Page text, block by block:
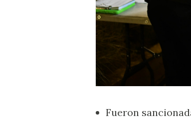
Fueron